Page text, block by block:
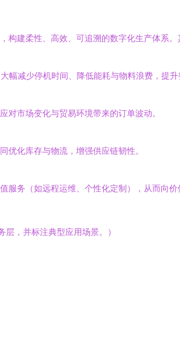
建柔性、高效、可追溯的数字化生产体系。
减少停机时间、降低能耗与物料浪费，提升
市场变化与贸易环境带来的订单波动。
优化库存与物流，增强供应链韧性。
务（如远程运维、个性化定制），从而向价
，并标注典型应用场景。）